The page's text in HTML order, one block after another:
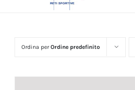
Ordina perOrdine predefinito